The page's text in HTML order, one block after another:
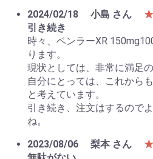
2024/02/18
小島 さん
引き続き
時々、ベンラーXR
ります。
現状としては、非常に満足
自分にとっては、これから
と考えています。
引き続き、注文はするので
ね。
2023/08/06
梨本 さん